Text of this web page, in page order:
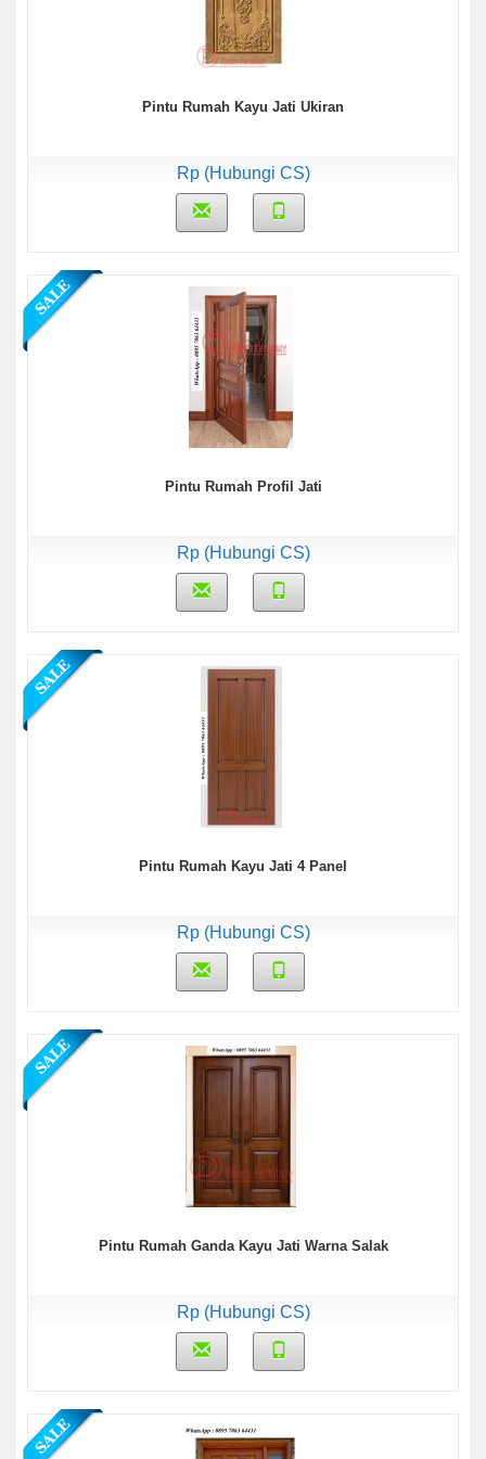
Pintu Rumah Kayu Jati Ukiran
Rp (Hubungi CS)
Pintu Rumah Profil Jati
Rp (Hubungi CS)
Pintu Rumah Kayu Jati 4 Panel
Rp (Hubungi CS)
Pintu Rumah Ganda Kayu Jati Warna Salak
Rp (Hubungi CS)